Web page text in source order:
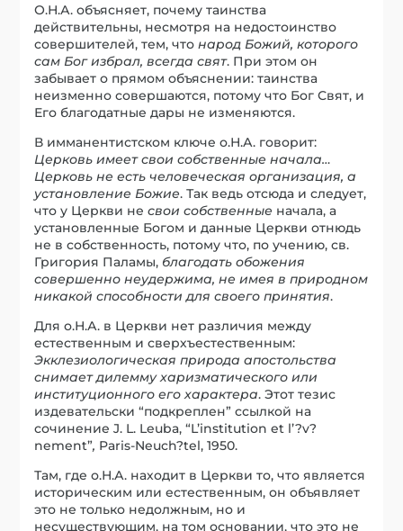
О.Н.А. объясняет, почему таинства
действительны, несмотря на недостоинство
совершителей, тем, чтонарод Божий, которого
сам Бог избрал, всегда свят. При этом он
забывает о прямом объяснении: таинства
неизменно совершаются, потому что Бог Свят, и
Его благодатные дары не изменяются.
В имманентистском ключе о.Н.А. говорит:
Церковь имеет свои собственные начала…
Церковь не есть человеческая организация, а
установление Божие. Так ведь отсюда и следует,
что у Церкви несвои собственные начала, а
установленные Богом и данные Церкви отнюдь
не в собственность, потому что, по учению, св.
Григория Паламы, благодать обожения
совершенно неудержима, не имея в природном
никакой способности для своего принятия.
Для о.Н.А. в Церкви нет различия между
естественным и сверхъестественным:
Экклезиологическая природа апостольства
снимает дилемму харизматического или
институционного его характера. Этот тезис
издевательски “подкреплен” ссылкой на
сочинение J. L. Leuba, “L’institution et l’?v?
nement”, Paris-Neuch?tel, 1950.
Там, где о.Н.А. находит в Церкви то, что является
историческим или естественным, он объявляет
это не только недолжным, но и
несуществующим, на том основании, что это не